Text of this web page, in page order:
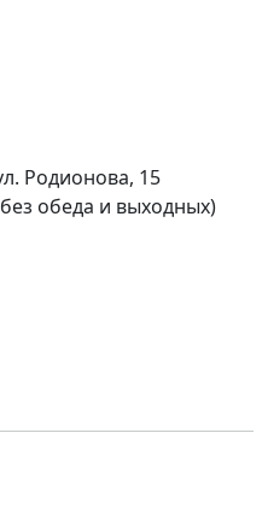
Родионова, 15
обеда и выходных)